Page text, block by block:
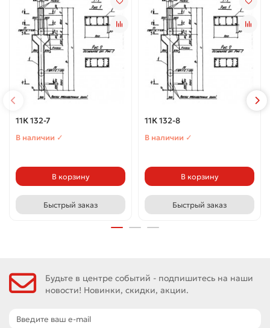
11К 132-7
В наличии ✓
В корзину
Быстрый заказ
11К 132-8
В наличии ✓
В корзину
Быстрый заказ
Будьте в центре событий - подпишитесь на наши
новости! Новинки, скидки, акции.